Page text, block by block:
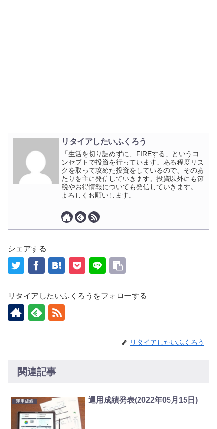
リタイアしたいふくろう
「生活を切り詰めずに、FIREする」というコ
ンセプトで投資を行っています。ある程度リス
クを取って攻めた投資をしているので、そのあ
たりを主に発信していきます。投資以外にも節
税やお得情報についても発信していきます。
よろしくお願いします。
シェアする
リタイアしたいふくろうをフォローする
リタイアしたいふくろう
関連記事
運用成績 運用成績発表(2022年05月15日)